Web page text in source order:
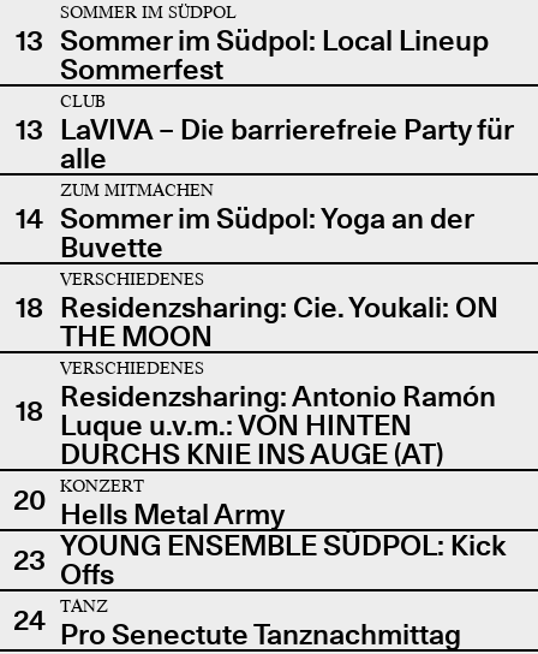
13
SOMMER IM SÜDPOL
Sommer im Südpol: Local Lineup
Sommerfest
13
CLUB
LaVIVA – Die barrierefreie Party für
alle
14
ZUM MITMACHEN
Sommer im Südpol: Yoga an der
Buvette
18
VERSCHIEDENES
Residenzsharing: Cie. Youkali: ON
THE MOON
18
VERSCHIEDENES
Residenzsharing: Antonio Ramón
Luque u.v.m.: VON HINTEN
DURCHS KNIE INS AUGE (AT)
20
KONZERT
Hells Metal Army
23 YOUNG ENSEMBLE SÜDPOL: Kick
Offs
24
TANZ
Pro Senectute Tanznachmittag